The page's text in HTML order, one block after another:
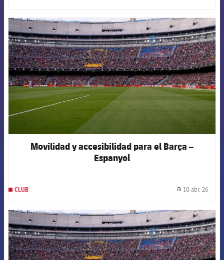
FCB Barcelona badge
Movilidad y accesibilidad para el Barça –
Espanyol
CLUB 10 abr. 26
FCB Barcelona badge